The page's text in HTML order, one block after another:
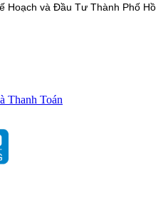
Hoạch và Đầu Tư Thành Phố Hồ
Thanh Toán